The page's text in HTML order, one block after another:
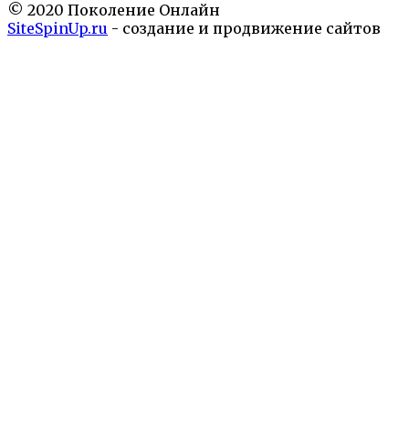
© 2020 Поколение Онлайн
SiteSpinUp.ru - создание и продвижение сайтов